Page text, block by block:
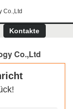
Co.,Ltd
Kontakte
Co.,Ltd